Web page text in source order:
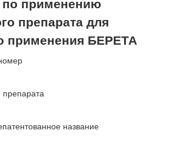
препарата для
применения БЕРЕТА
препарата
название